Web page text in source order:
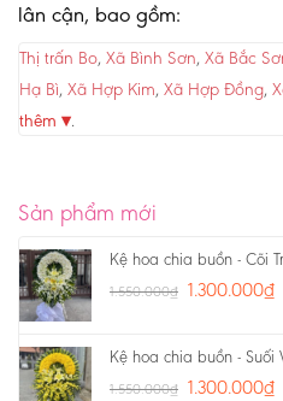
lân cận, bao gồm:
Thị trấn Bo, Xã Bình Sơn, Xã Bắc
Hạ Bì, Xã Hợp Kim, Xã Hợp Đồng,
thêm ▾.
Sản phẩm mới
Kệ hoa chia buồn - Cõi
1.550.000₫ 1.300.000₫
Kệ hoa chia buồn - Suối
1.550.000₫ 1.300.000₫